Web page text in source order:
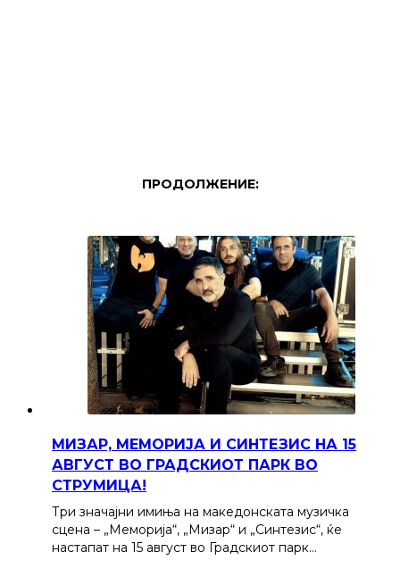
ПРОДОЛЖЕНИЕ:
МИЗАР, МЕМОРИЈА И СИНТЕЗИС НА 15
АВГУСТ ВО ГРАДСКИОТ ПАРК ВО
СТРУМИЦА!
Три значајни имиња на македонската музичка
сцена – „Меморија“, „Мизар“ и „Синтезис“, ќе
настапат на 15 август во Градскиот парк…